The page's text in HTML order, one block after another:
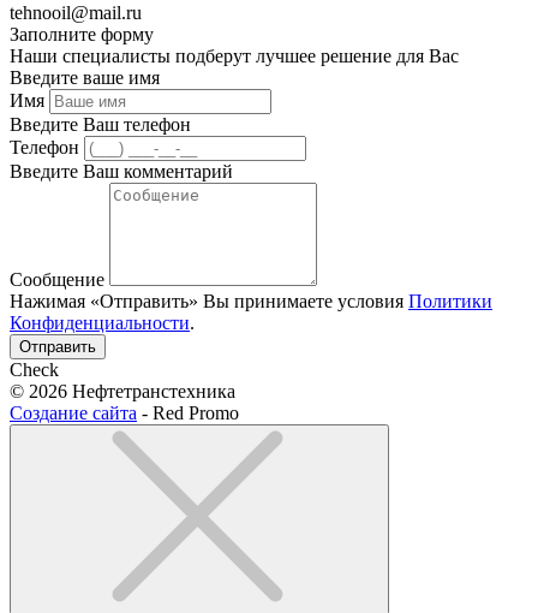
tehnooil@mail.ru
Заполните форму
Наши специалисты подберут лучшее решение для Вас
Введите ваше имя
Имя
Введите Ваш телефон
Телефон
Введите Ваш комментарий
Сообщение
Нажимая «Отправить» Вы принимаете условия Политики
Конфиденциальности.
Отправить
Check
© 2026 Нефтетранстехника
Создание сайта - Red Promo